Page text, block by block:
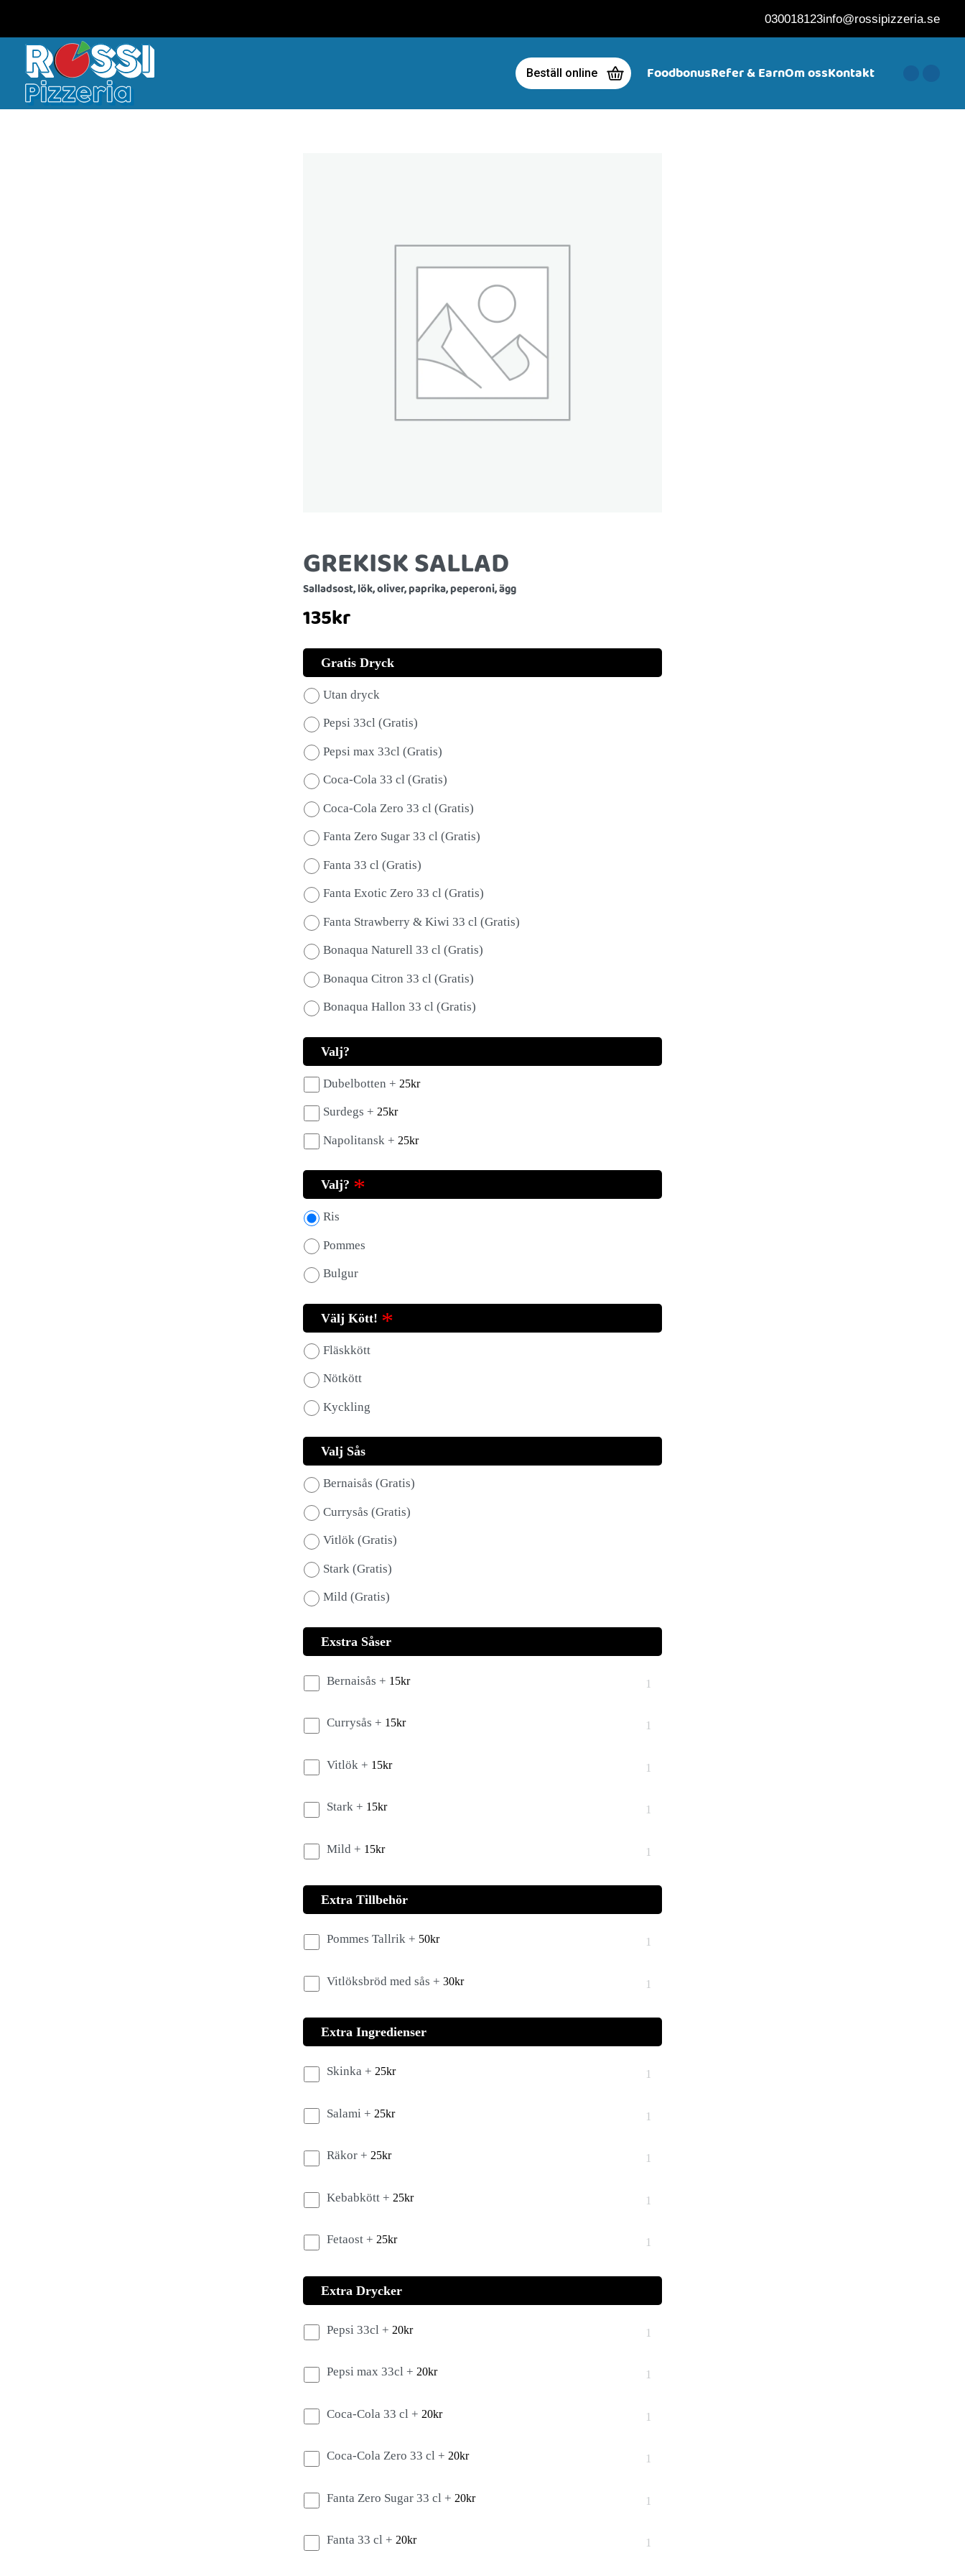
030018123info@rossipizzeria.se
Beställ online FoodbonusRefer & EarnOm ossKontakt
GREKISK SALLAD
Salladsost, lök, oliver, paprika, peperoni, ägg
135kr
Gratis Dryck
Utan dryck
Pepsi 33cl (Gratis)
Pepsi max 33cl (Gratis)
Coca-Cola 33 cl (Gratis)
Coca-Cola Zero 33 cl (Gratis)
Fanta Zero Sugar 33 cl (Gratis)
Fanta 33 cl (Gratis)
Fanta Exotic Zero 33 cl (Gratis)
Fanta Strawberry & Kiwi 33 cl (Gratis)
Bonaqua Naturell 33 cl (Gratis)
Bonaqua Citron 33 cl (Gratis)
Bonaqua Hallon 33 cl (Gratis)
Valj?
Dubelbotten + 25kr
Surdegs + 25kr
Napolitansk + 25kr
Valj?
Ris
Pommes
Bulgur
Välj Kött!
Fläskkött
Nötkött
Kyckling
Valj Sås
Bernaisås (Gratis)
Currysås (Gratis)
Vitlök (Gratis)
Stark (Gratis)
Mild (Gratis)
Exstra Såser
Bernaisås + 15kr
Currysås + 15kr
Vitlök + 15kr
Stark + 15kr
Mild + 15kr
Extra Tillbehör
Pommes Tallrik + 50kr
Vitlöksbröd med sås + 30kr
Extra Ingredienser
Skinka + 25kr
Salami + 25kr
Räkor + 25kr
Kebabkött + 25kr
Fetaost + 25kr
Extra Drycker
Pepsi 33cl + 20kr
Pepsi max 33cl + 20kr
Coca-Cola 33 cl + 20kr
Coca-Cola Zero 33 cl + 20kr
Fanta Zero Sugar 33 cl + 20kr
Fanta 33 cl + 20kr